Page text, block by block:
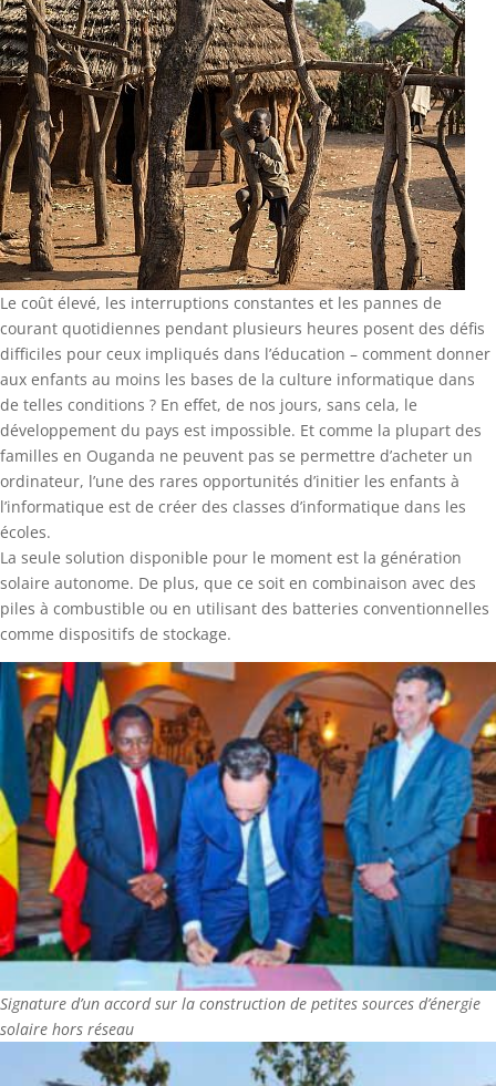
Le coût élevé, les interruptions constantes et les pannes de
courant quotidiennes pendant plusieurs heures posent des défis
difficiles pour ceux impliqués dans l’éducation – comment donner
aux enfants au moins les bases de la culture informatique dans
de telles conditions ? En effet, de nos jours, sans cela, le
développement du pays est impossible. Et comme la plupart des
familles en Ouganda ne peuvent pas se permettre d’acheter un
ordinateur, l’une des rares opportunités d’initier les enfants à
l’informatique est de créer des classes d’informatique dans les
écoles.
La seule solution disponible pour le moment est la génération
solaire autonome. De plus, que ce soit en combinaison avec des
piles à combustible ou en utilisant des batteries conventionnelles
comme dispositifs de stockage.
Signature d’un accord sur la construction de petites sources d’énergie
solaire hors réseau